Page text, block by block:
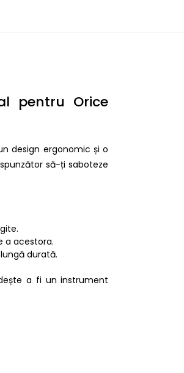
pentru Orice
design ergonomic și o
să-ți saboteze
a acestora.
durată.
a fi un instrument